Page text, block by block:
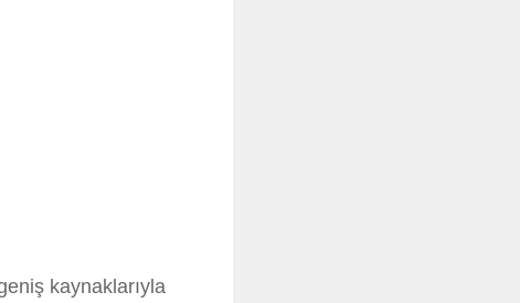
kaynaklarıyla